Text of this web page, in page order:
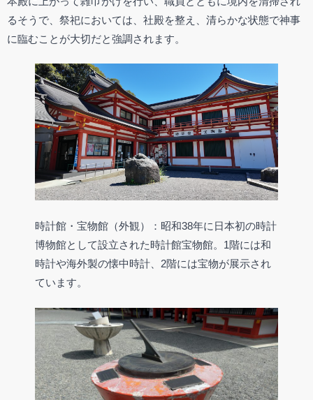
るそうで、祭祀においては、社殿を整え、清らかな状態で神事
に臨むことが大切だと強調されます。
時計館・宝物館（外観）：昭和38年に日本初の時計
博物館として設立された時計館宝物館。1階には和
時計や海外製の懐中時計、2階には宝物が展示され
ています。